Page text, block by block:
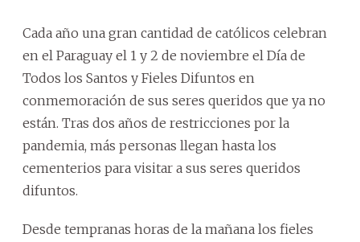
Cada año una gran cantidad de católicos celebran
en el Paraguay el 1 y 2 de noviembre el Día de
Todos los Santos y Fieles Difuntos en
conmemoración de sus seres queridos que ya no
están. Tras dos años de restricciones por la
pandemia, más personas llegan hasta los
cementerios para visitar a sus seres queridos
difuntos.
Desde tempranas horas de la mañana los fieles